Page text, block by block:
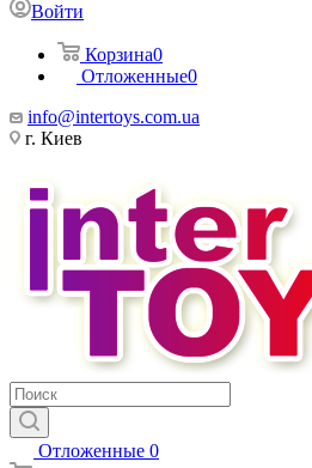
Войти
Корзина0
Отложенные0
info@intertoys.com.ua
г. Киев
Отложенные 0